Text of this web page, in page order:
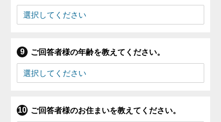
ご回答者様の年齢を教えてください。
ご回答者様のお住まいを教えてください。